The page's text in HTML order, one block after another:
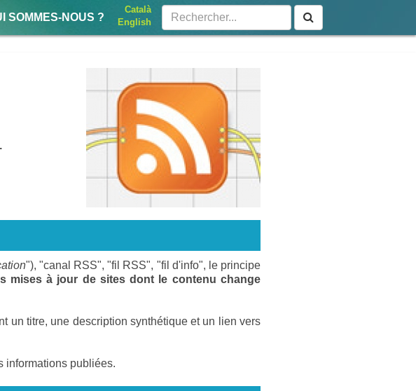
SOMMES-NOUS ?
Català
English
"), "canal RSS", "fil RSS", "fil d'info", le principe
mises à jour de sites dont le contenu change
un titre, une description synthétique et un lien vers
informations publiées.